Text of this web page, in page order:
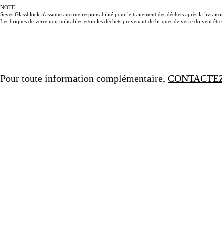
NOTE:
Seves Glassblock n'assume aucune responsabilité pour le traitement des déchets après la
Les briques de verre non utilisables et/ou les déchets provenant de briques de verre doivent
Pour toute information complémentaire,